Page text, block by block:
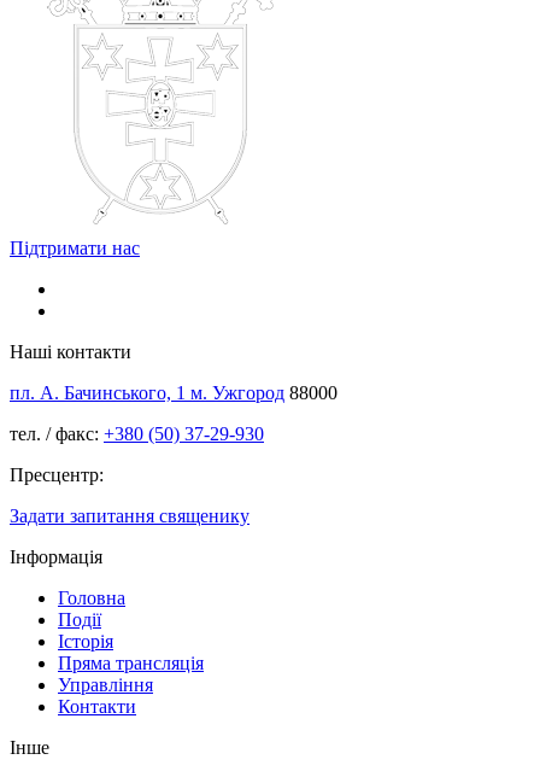
Підтримати нас
Наші контакти
пл. А. Бачинського, 1 м. Ужгород 88000
тел. / факс: +380 (50) 37-29-930
Пресцентр:
Задати запитання священику
Інформація
Головна
Події
Історія
Пряма трансляція
Управління
Контакти
Інше